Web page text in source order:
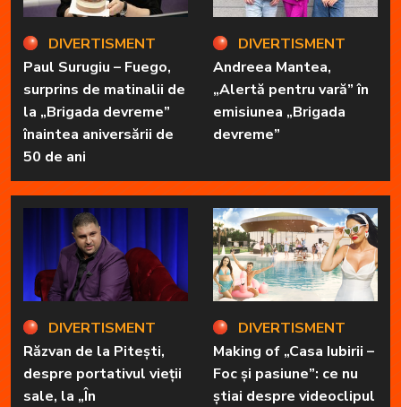
DIVERTISMENT
Paul Surugiu – Fuego,
surprins de matinalii de
la „Brigada devreme”
înaintea aniversării de
50 de ani
DIVERTISMENT
Răzvan de la Pitești,
despre portativul vieții
sale, la „În
DIVERTISMENT
Andreea Mantea,
„Alertă pentru vară” în
emisiunea „Brigada
devreme”
DIVERTISMENT
Making of „Casa Iubirii –
Foc și pasiune”: ce nu
știai despre videoclipul